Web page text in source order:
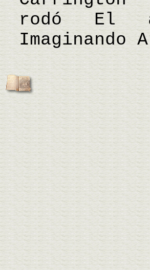
rodó El
Imaginando